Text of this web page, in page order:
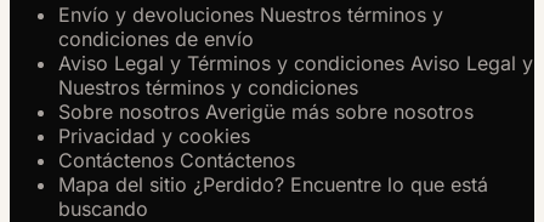
Envío y devoluciones Nuestros términos y
condiciones de envío
Aviso Legal y Términos y condiciones Aviso Legal y
Nuestros términos y condiciones
Sobre nosotros Averigüe más sobre nosotros
Privacidad y cookies
Contáctenos Contáctenos
Mapa del sitio ¿Perdido? Encuentre lo que está
buscando